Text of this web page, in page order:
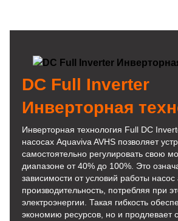
DC Full Inverter
Инверторная
Инверторная технология Full DC
насосах Aquaviva AVHS позволяет
самостоятельно регулировать свою
диапазоне от 40% до 100%. Это
зависимости от условий работы
производительность, потребляя при
электроэнергии. Такая гибкость
экономию ресурсов, но и продлевает